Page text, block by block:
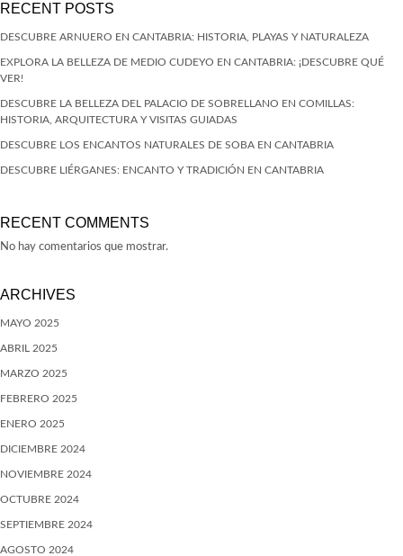
RECENT POSTS
DESCUBRE ARNUERO EN CANTABRIA: HISTORIA, PLAYAS Y NATURALEZA
EXPLORA LA BELLEZA DE MEDIO CUDEYO EN CANTABRIA: ¡DESCUBRE QUÉ
VER!
DESCUBRE LA BELLEZA DEL PALACIO DE SOBRELLANO EN COMILLAS:
HISTORIA, ARQUITECTURA Y VISITAS GUIADAS
DESCUBRE LOS ENCANTOS NATURALES DE SOBA EN CANTABRIA
DESCUBRE LIÉRGANES: ENCANTO Y TRADICIÓN EN CANTABRIA
RECENT COMMENTS
No hay comentarios que mostrar.
ARCHIVES
MAYO 2025
ABRIL 2025
MARZO 2025
FEBRERO 2025
ENERO 2025
DICIEMBRE 2024
NOVIEMBRE 2024
OCTUBRE 2024
SEPTIEMBRE 2024
AGOSTO 2024